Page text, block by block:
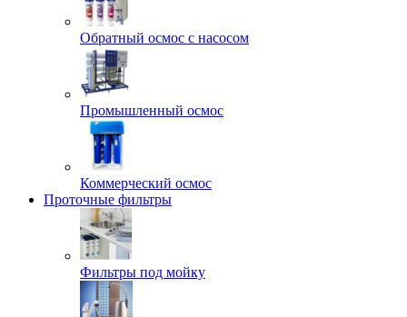
Обратный осмос с насосом
Промышленный осмос
Коммерческий осмос
Проточные фильтры
Фильтры под мойку